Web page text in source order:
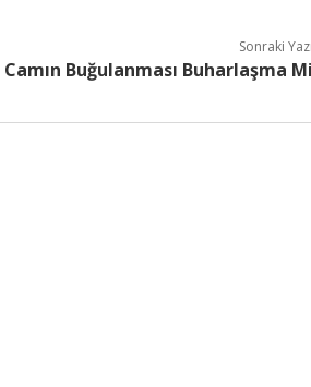
Sonraki
Camın Buğulanması Buharlaşma